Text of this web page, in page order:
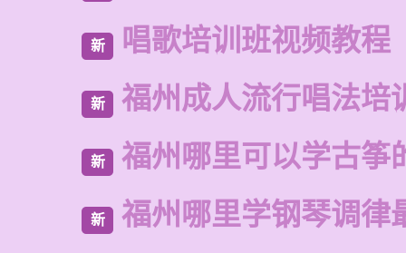
新 唱歌培训班视频教程
新 福州成人流行唱法培
新 福州哪里可以学古筝
新 福州哪里学钢琴调律